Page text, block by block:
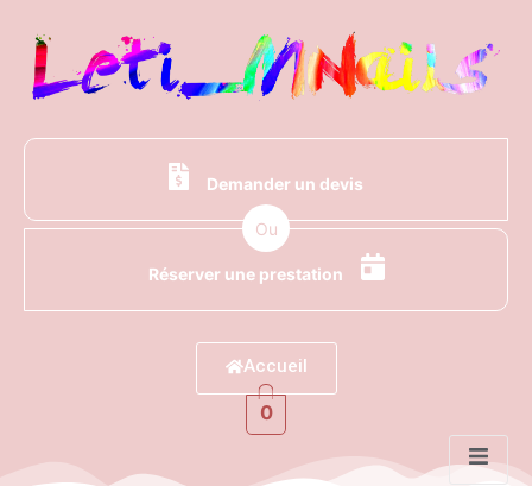
Demander un devis
Ou
Réserver une prestation
Accueil
0